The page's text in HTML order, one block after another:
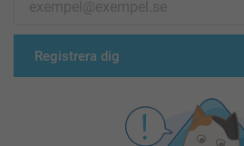
Registrera dig